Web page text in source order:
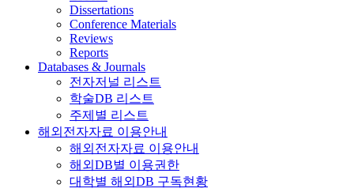
Dissertations
Conference Materials
Reviews
Reports
Databases & Journals
전자저널 리스트
학술DB 리스트
주제별 리스트
해외전자자료 이용안내
해외전자자료 이용안내
해외DB별 이용권한
대학별 해외DB 구독현황